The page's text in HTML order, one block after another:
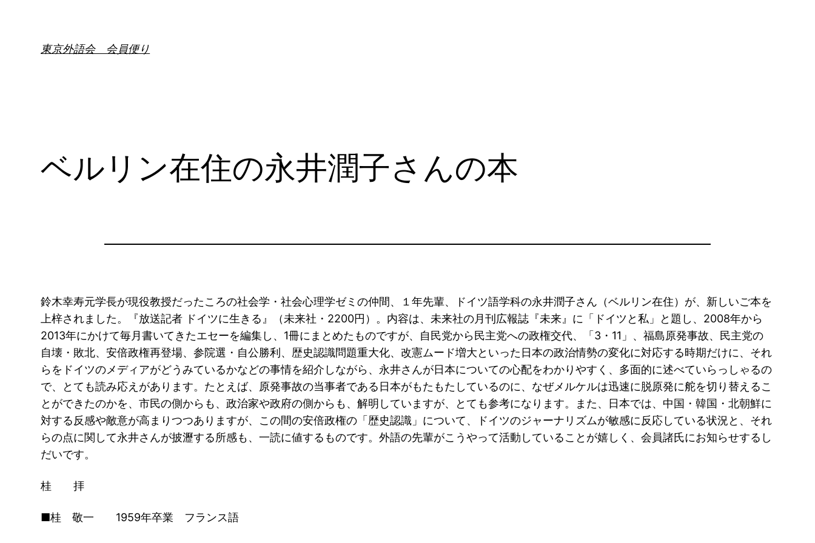
東京外語会 会員便り
ベルリン在住の永井潤子さんの本
鈴木幸寿元学長が現役教授だったころの社会学・社会心理学ゼミの仲間、１年先輩、ドイツ語学科の永井潤子さん（ベルリン在住）が、新しいご本を
上梓されました。『放送記者 ドイツに生きる』（未来社・2200円）。内容は、未来社の月刊広報誌『未来』に「ドイツと私」と題し、2008年から
2013年にかけて毎月書いてきたエセーを編集し、1冊にまとめたものですが、自民党から民主党への政権交代、「3・11」、福島原発事故、民主党の
自壊・敗北、安倍政権再登場、参院選・自公勝利、歴史認識問題重大化、改憲ムード増大といった日本の政治情勢の変化に対応する時期だけに、それ
らをドイツのメディアがどうみているかなどの事情を紹介しながら、永井さんが日本についての心配をわかりやすく、多面的に述べていらっしゃるの
で、とても読み応えがあります。たとえば、原発事故の当事者である日本がもたもたしているのに、なぜメルケルは迅速に脱原発に舵を切り替えるこ
とができたのかを、市民の側からも、政治家や政府の側からも、解明していますが、とても参考になります。また、日本では、中国・韓国・北朝鮮に
対する反感や敵意が高まりつつありますが、この間の安倍政権の「歴史認識」について、ドイツのジャーナリズムが敏感に反応している状況と、それ
らの点に関して永井さんが披瀝する所感も、一読に値するものです。外語の先輩がこうやって活動していることが嬉しく、会員諸氏にお知らせするし
だいです。
桂 拝
■桂 敬一 1959年卒業 フランス語